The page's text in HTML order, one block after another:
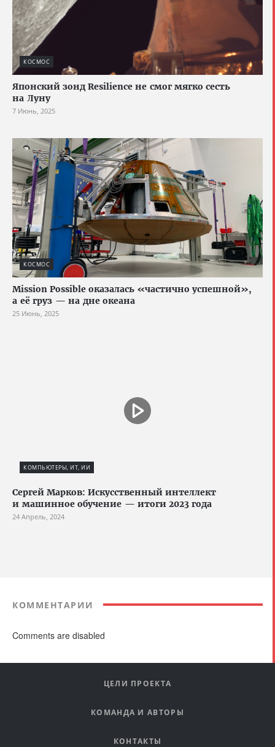
КОСМОС
Японский зонд Resilience не смог мягко сесть
на Луну
7 Июнь, 2025
КОСМОС
Mission Possible оказалась «частично успешной»,
а её груз — на дне океана
25 Июнь, 2025
КОМПЬЮТЕРЫ, ИТ, ИИ
Сергей Марков: Искусственный интеллект
и машинное обучение — итоги 2023 года
24 Апрель, 2024
КОММЕНТАРИИ
Comments are disabled
ЦЕЛИ ПРОЕКТА
КОМАНДА И АВТОРЫ
КОНТАКТЫ